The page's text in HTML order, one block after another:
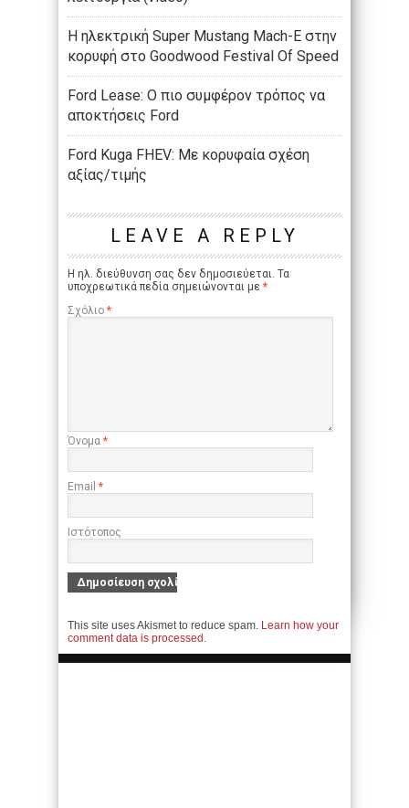
Η ηλεκτρική Super Mustang Mach-E στην
κορυφή στο Goodwood Festival Of Speed
Ford Lease: Ο πιο συμφέρον τρόπος να
αποκτήσεις Ford
Ford Kuga FΗΕV: Με κορυφαία σχέση
αξίας/τιμής
LEAVE A REPLY
Η ηλ. διεύθυνση σας δεν δημοσιεύεται. Τα
υποχρεωτικά πεδία σημειώνονται με *
Σχόλιο *
Όνομα *
Email *
Ιστότοπος
This site uses Akismet to reduce spam. Learn how your
comment data is processed.